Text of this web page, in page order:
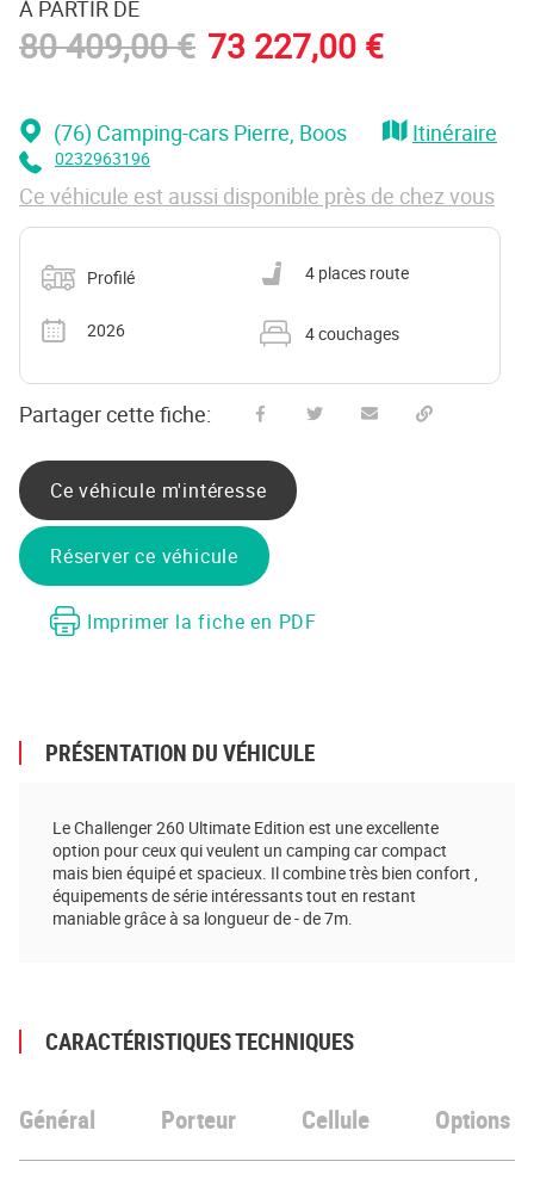
À PARTIR DE
80 409,00 € 73 227,00 €
(76) Camping-cars Pierre , Boos Itinéraire
0232963196
Ce véhicule est aussi disponible près de chez vous
Catégorie
Profilé
Nombre de places carte grise
4 places route
Année
2026
Nombre de couchages
4 couchages
Partager cette fiche:
Ce véhicule m'intéresse
Réserver ce véhicule
Imprimer la fiche en PDF
PRÉSENTATION DU VÉHICULE
Le Challenger 260 Ultimate Edition est une excellente
option pour ceux qui veulent un camping car compact
mais bien équipé et spacieux. Il combine très bien confort ,
équipements de série intéressants tout en restant
maniable grâce à sa longueur de - de 7m.
CARACTÉRISTIQUES TECHNIQUES
Général Porteur Cellule Options